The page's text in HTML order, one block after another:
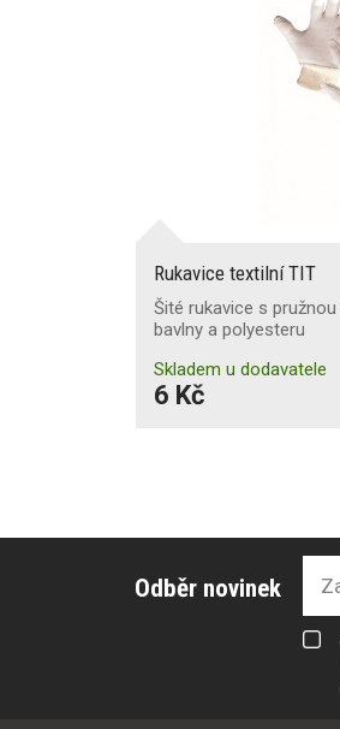
Rukavice textilní TIT
Šité rukavice s
bavlny a polyesteru
Skladem u dodavatele
6 Kč
Odběr novinek